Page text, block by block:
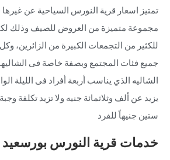
تمتيز اسعار قرية النورس السياحية عن
مجموعة متميزة من العروض للصيف وذلك
للكثير من التجمعات الكبيرة من الزائرين،
جميع فئات المجتمع وبصفة خاصة فى
الشاليه الذي يناسب أربعة أفراد فى الليلة
يزيد عن ألف وثلاثمائة جنيه ولا تزيد تكلفة
ستين جنيهاً للفرد
خدمات قرية النورس بورسعيد